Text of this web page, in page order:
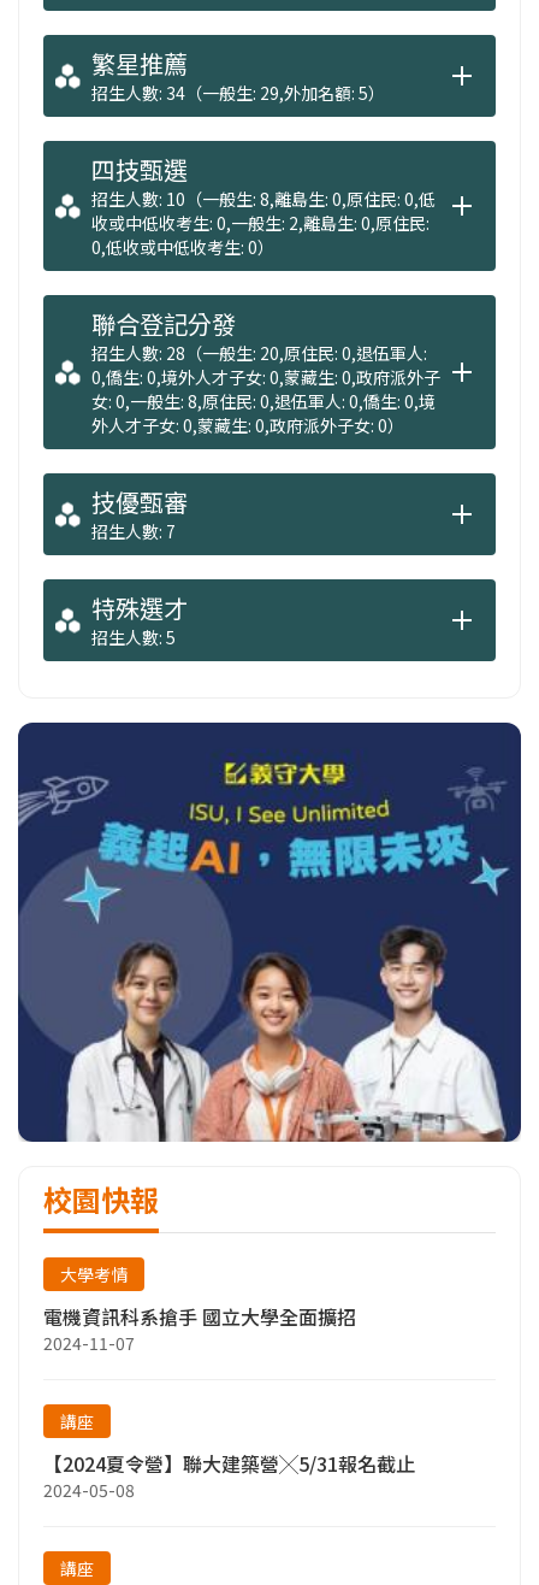
繁星推薦
招生人數: 34（一般生: 29,外加名額: 5）
四技甄選
招生人數: 10（一般生: 8,離島生: 0,原住民: 0,低
收或中低收考生: 0,一般生: 2,離島生: 0,原住民:
0,低收或中低收考生: 0）
聯合登記分發
招生人數: 28（一般生: 20,原住民: 0,退伍軍人:
0,僑生: 0,境外人才子女: 0,蒙藏生: 0,政府派外子
女: 0,一般生: 8,原住民: 0,退伍軍人: 0,僑生: 0,境
外人才子女: 0,蒙藏生: 0,政府派外子女: 0）
技優甄審
招生人數: 7
特殊選才
招生人數: 5
校園快報
大學考情
電機資訊科系搶手 國立大學全面擴招
2024-11-07
講座
【2024夏令營】聯大建築營╳5/31報名截止
2024-05-08
講座